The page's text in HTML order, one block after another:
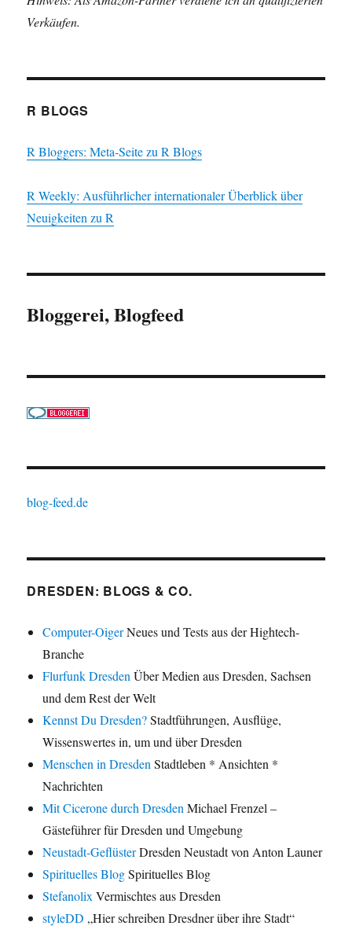
Verkäufen.
R BLOGS
R Bloggers: Meta-Seite zu R Blogs
R Weekly: Ausführlicher internationaler Überblick über
Neuigkeiten zu R
Bloggerei, Blogfeed
blog-feed.de
DRESDEN: BLOGS & CO.
Computer-OigerNeues und Tests aus der Hightech-
Branche
Flurfunk Dresden Über Medien aus Dresden, Sachsen
und dem Rest der Welt
Kennst Du Dresden?Stadtführungen, Ausflüge,
Wissenswertes in, um und über Dresden
Menschen in Dresden Stadtleben * Ansichten *
Nachrichten
Mit Cicerone durch Dresden Michael Frenzel –
Gästeführer für Dresden und Umgebung
Neustadt-GeflüsterDresden Neustadt von Anton Launer
Spirituelles BlogSpirituelles Blog
Stefanolix Vermischtes aus Dresden
styleDD „Hier schreiben Dresdner über ihre Stadt“